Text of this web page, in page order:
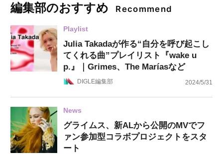
編集部のおすすめ Recommend
Playlist
Julia Takadaが作る“自分を呼び起こし
てくれる曲”プレイリスト『wake u
p.』｜Grimes、The Maríasなど
DIGLE編集部 2024/5/31
News
グライムス、新ALから公開のMVでフ
ァン参加型コラボプロジェクトをスタ
ート